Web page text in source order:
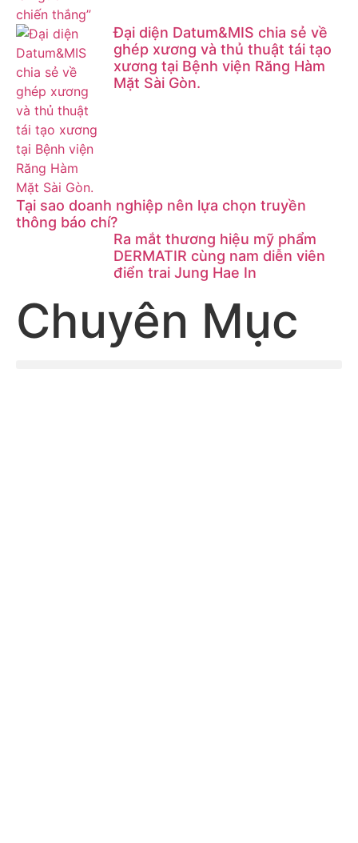
Đại diện Datum&MIS chia sẻ về
ghép xương và thủ thuật tái tạo
xương tại Bệnh viện Răng Hàm
Mặt Sài Gòn.
Tại sao doanh nghiệp nên lựa chọn truyền
thông báo chí?
Ra mắt thương hiệu mỹ phẩm
DERMATIR cùng nam diễn viên
điển trai Jung Hae In
Chuyên Mục